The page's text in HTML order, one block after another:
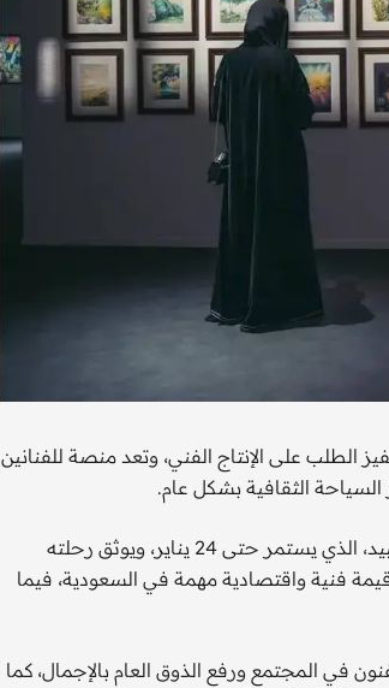
الطلب على الإنتاج الفني، وتعد منصة للفنانين
الثقافية بشكل عام.
وفي هذا الإطار، شهدت الرياض معرض "سيرة ومسيرة" للفنان الراحل سعد العبيد، الذي يستمر حتى 24 يناير، ويوثق رحلته
فنية واقتصادية مهمة في السعودية، فيما
في المجتمع ورفع الذوق العام بالإجمال، كما